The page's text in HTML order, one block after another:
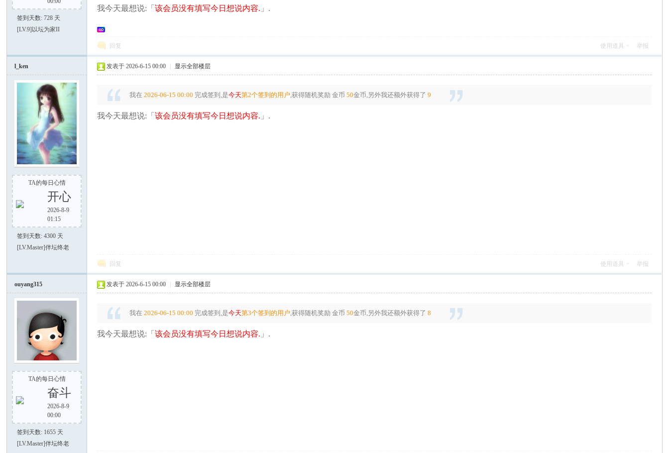
签到天数: 728 天
[LV.9]以坛为家II
我今天最想说:「该会员没有填写今日想说内容. 」.
回复 使用道具 举报
l_ken
TA的每日心情
开心
2026-8-9
01:15
签到天数: 4300 天
[LV.Master]伴坛终老
发表于 2026-6-15 00:00 显示全部楼层
我在 2026-06-15 00:00 完成签到,是今天第2个签到的用户,获得随机奖励金币50金币,另外我还额外获得了 9
我今天最想说:「该会员没有填写今日想说内容. 」.
回复 使用道具 举报
ouyang315
TA的每日心情
奋斗
2026-8-9
00:00
签到天数: 1655 天
[LV.Master]伴坛终老
发表于 2026-6-15 00:00 显示全部楼层
我在 2026-06-15 00:00 完成签到,是今天第3个签到的用户,获得随机奖励金币50金币,另外我还额外获得了 8
我今天最想说:「该会员没有填写今日想说内容. 」.